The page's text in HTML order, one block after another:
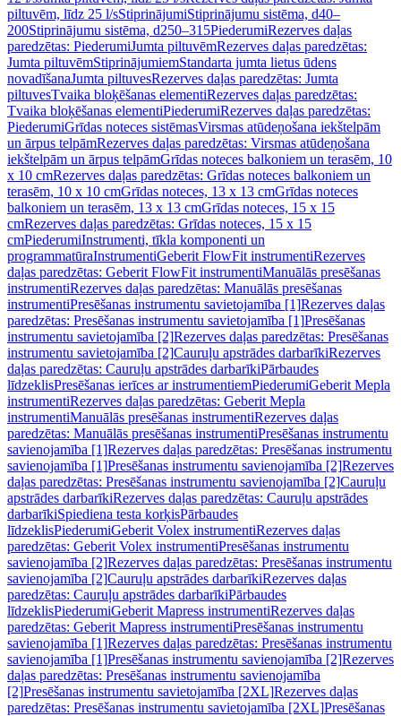
piltuvēm, līdz 25 l/sStiprinājumiStiprinājumu sistēma, d40–
200Stiprinājumu sistēma, d250–315PiederumiRezerves daļas
paredzētas: PiederumiJumta piltuvēmRezerves daļas paredzētas:
Jumta piltuvēmStiprinājumiemStandarta jumta lietus ūdens
novadīšanaJumta piltuvesRezerves daļas paredzētas: Jumta
piltuvesTvaika bloķēšanas elementiRezerves daļas paredzētas:
Tvaika bloķēšanas elementiPiederumiRezerves daļas paredzētas:
PiederumiGrīdas noteces sistēmasVirsmas atūdeņošana iekštelpām
un ārpus telpāmRezerves daļas paredzētas: Virsmas atūdeņošana
iekštelpām un ārpus telpāmGrīdas noteces balkoniem un terasēm, 10
x 10 cmRezerves daļas paredzētas: Grīdas noteces balkoniem un
terasēm, 10 x 10 cmGrīdas noteces, 13 x 13 cmGrīdas noteces
balkoniem un terasēm, 13 x 13 cmGrīdas noteces, 15 x 15
cmRezerves daļas paredzētas: Grīdas noteces, 15 x 15
cmPiederumiInstrumenti, tīkla komponenti un
programmatūraInstrumentiGeberit FlowFit instrumentiRezerves
daļas paredzētas: Geberit FlowFit instrumentiManuālās presēšanas
instrumentiRezerves daļas paredzētas: Manuālās presēšanas
instrumentiPresēšanas instrumentu savietojamība [1]Rezerves daļas
paredzētas: Presēšanas instrumentu savietojamība [1]Presēšanas
instrumentu savietojamība [2]Rezerves daļas paredzētas: Presēšanas
instrumentu savietojamība [2]Cauruļu apstrādes darbarīkiRezerves
daļas paredzētas: Cauruļu apstrādes darbarīkiPārbaudes
līdzeklisPresēšanas ierīces ar instrumentiemPiederumiGeberit Mepla
instrumentiRezerves daļas paredzētas: Geberit Mepla
instrumentiManuālās presēšanas instrumentiRezerves daļas
paredzētas: Manuālās presēšanas instrumentiPresēšanas instrumentu
savienojamība [1]Rezerves daļas paredzētas: Presēšanas instrumentu
savienojamība [1]Presēšanas instrumentu savienojamība [2]Rezerves
daļas paredzētas: Presēšanas instrumentu savienojamība [2]Cauruļu
apstrādes darbarīkiRezerves daļas paredzētas: Cauruļu apstrādes
darbarīkiSpiediena testa korķisPārbaudes
līdzeklisPiederumiGeberit Volex instrumentiRezerves daļas
paredzētas: Geberit Volex instrumentiPresēšanas instrumentu
savienojamība [2]Rezerves daļas paredzētas: Presēšanas instrumentu
savienojamība [2]Cauruļu apstrādes darbarīkiRezerves daļas
paredzētas: Cauruļu apstrādes darbarīkiPārbaudes
līdzeklisPiederumiGeberit Mapress instrumentiRezerves daļas
paredzētas: Geberit Mapress instrumentiPresēšanas instrumentu
savienojamība [1]Rezerves daļas paredzētas: Presēšanas instrumentu
savienojamība [1]Presēšanas instrumentu savienojamība [2]Rezerves
daļas paredzētas: Presēšanas instrumentu savienojamība
[2]Presēšanas instrumentu savietojamība [2XL]Rezerves daļas
paredzētas: Presēšanas instrumentu savietojamība [2XL]Presēšanas